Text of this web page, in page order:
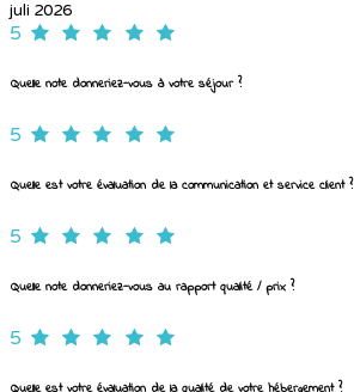
juli 2026
5
Quelle note donneriez-vous à votre séjour ?
5
Quelle est votre évaluation de la communication et service client ?
5
Quelle note donneriez-vous au rapport qualité / prix ?
5